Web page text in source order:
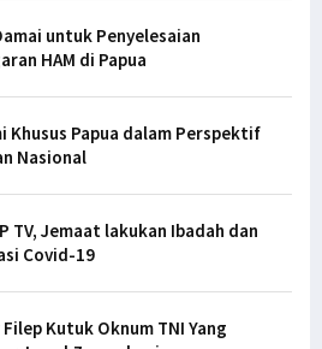
untuk Penyelesaian
HAM di Papua
Khusus Papua dalam Perspektif
Nasional
TV, Jemaat lakukan Ibadah dan
Covid-19
Kutuk Oknum TNI Yang